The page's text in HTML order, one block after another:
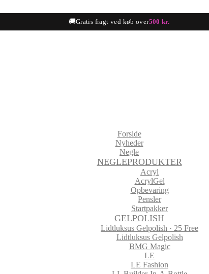
🚚Gratis fragt ved køb over500 kr.
Forside
Nyheder
Negle
NEGLEPRODUKTER
Acryl
AcrylGel
Opbevaring
Pensler
Startpakker
GELPOLISH
Lidtluksus Gelpolish · 25 Free
Lidtluksus Gelpolish
BMG Magic
LE
LE Fashion